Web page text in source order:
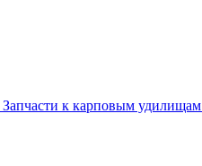
Запчасти к карповым удилищам